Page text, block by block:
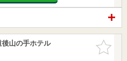
お気に入
りに追加
山の手ホテル